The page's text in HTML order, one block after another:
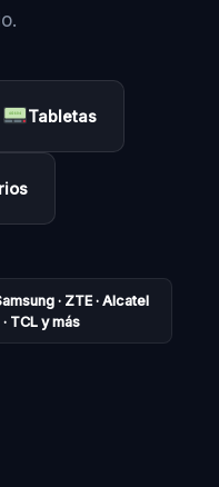
Tabletas
· ZTE · Alcatel
· TCL y más